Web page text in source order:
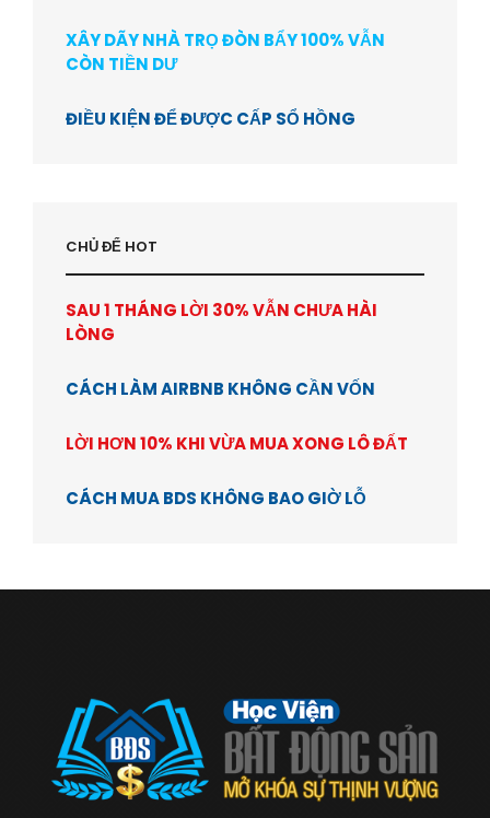
XÂY DÃY NHÀ TRỌ ĐÒN BẨY 100% VẪN
CÒN TIỀN DƯ
ĐIỀU KIỆN ĐỂ ĐƯỢC CẤP SỔ HỒNG
CHỦ ĐỂ HOT
SAU 1 THÁNG LỜI 30% VẪN CHƯA HÀI
LÒNG
CÁCH LÀM AIRBNB KHÔNG CẦN VỐN
LỜI HƠN 10% KHI VỪA MUA XONG LÔ ĐẤT
CÁCH MUA BDS KHÔNG BAO GIỜ LỖ